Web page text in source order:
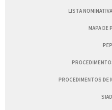
LISTA
MAPA DE
PROCEDIMENTOS DE